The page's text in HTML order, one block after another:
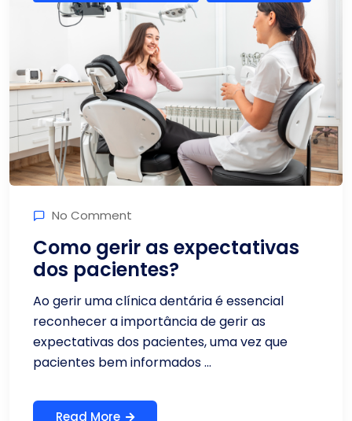
No Comment
Como gerir as expectativas
dos pacientes?
Ao gerir uma clínica dentária é essencial
reconhecer a importância de gerir as
expectativas dos pacientes, uma vez que
pacientes bem informados ...
Read More